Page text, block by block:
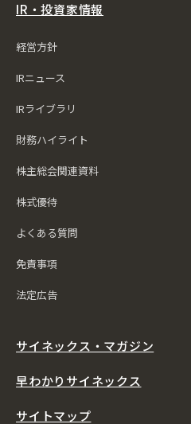
IR・投資家情報
経営方針
IRニュース
IRライブラリ
財務ハイライト
株主総会関連資料
株式優待
よくある質問
免責事項
法定広告
サイネックス・マガジン
早わかりサイネックス
サイトマップ